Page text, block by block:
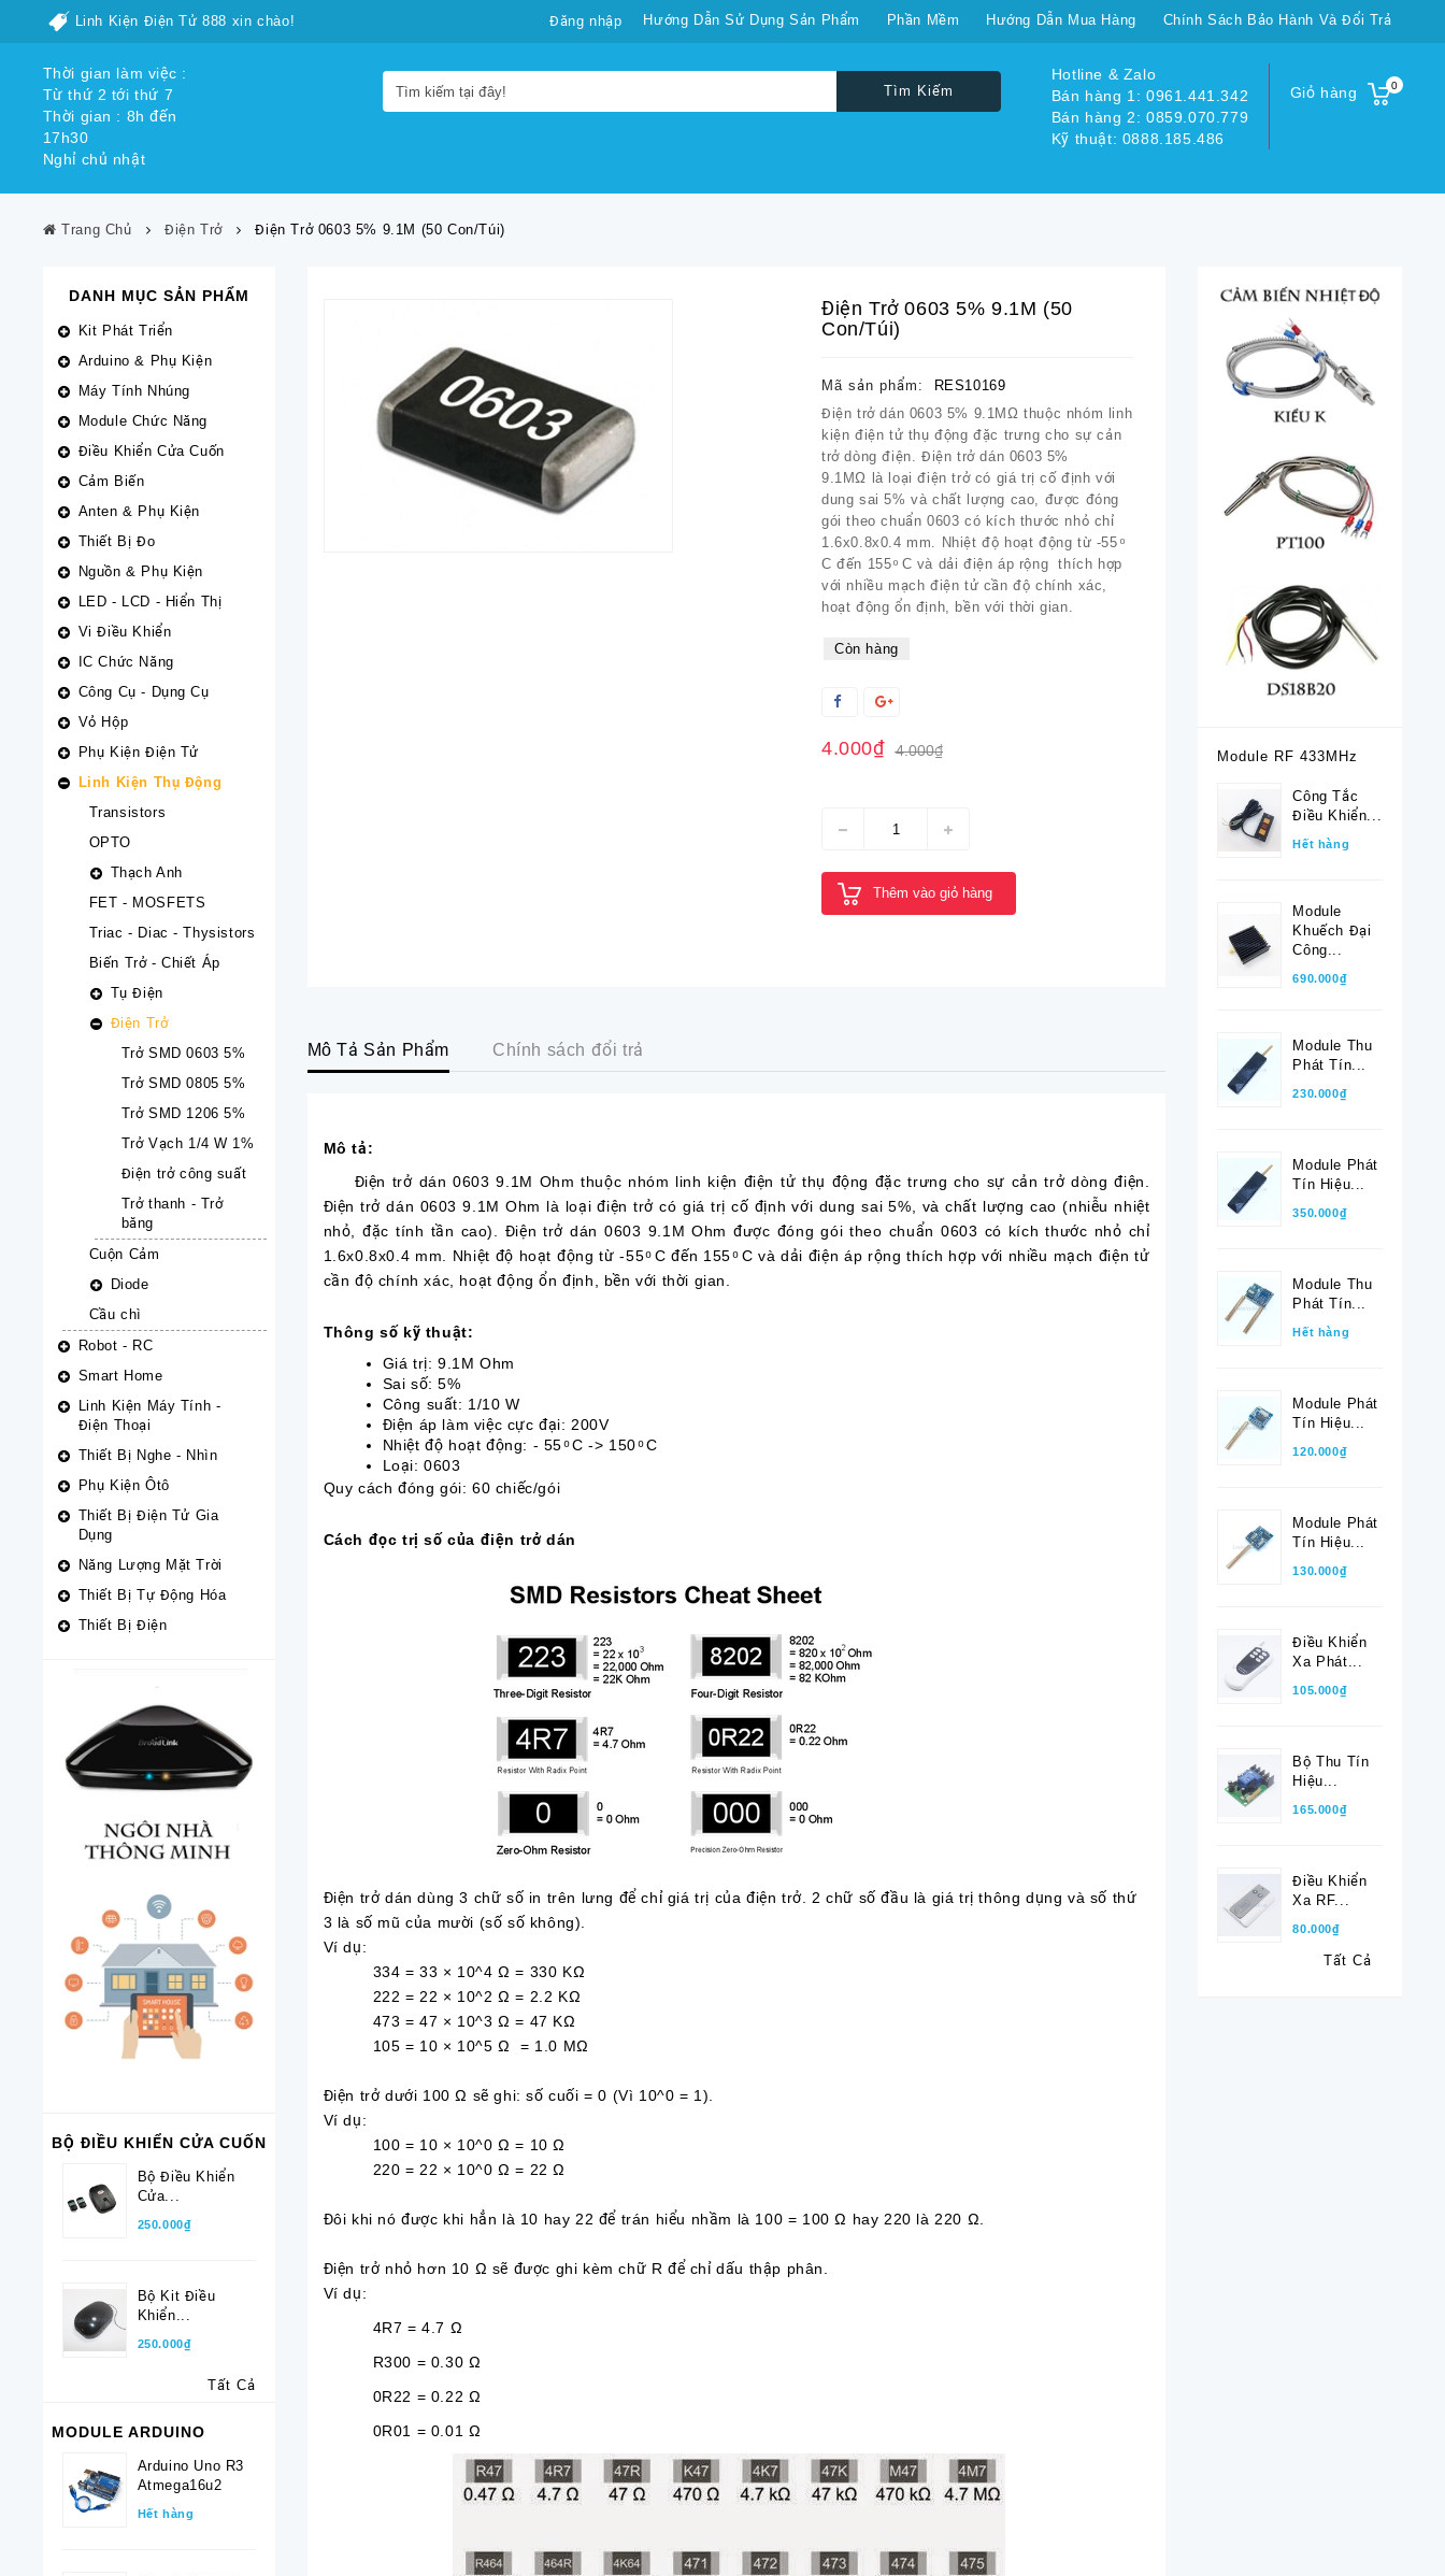
Linh Kiện Điện Tử 888 xin chào! Hướng Dẫn Sử Dụng Sản Phẩm Phần Mềm Hướng Dẫn Mua Hàng Chính Sách Bảo Hành Và Đổi Trả
Đăng nhập
Thời gian làm việc :
Từ thứ 2 tới thứ 7
Thời gian : 8h đến
17h30
Nghỉ chủ nhật
Giỏ hàng 0
Hotline & Zalo
Bán hàng 1: 0961.441.342
Bán hàng 2: 0859.070.779
Kỹ thuật: 0888.185.486
Tìm Kiếm
Trang Chủ Điện Trở Điện Trở 0603 5% 9.1M (50 Con/túi)
DANH MỤC SẢN PHẨM
Kit Phát Triển
Arduino & Phụ Kiện
Máy Tính Nhúng
Module Chức Năng
Điều Khiển Cửa Cuốn
Cảm Biến
Anten & Phụ Kiện
Thiết Bị Đo
Nguồn & Phụ Kiện
LED - LCD - Hiển Thị
Vi Điều Khiển
IC Chức Năng
Công Cụ - Dụng Cụ
Vỏ Hộp
Phụ Kiện Điện Tử
Linh Kiện Thụ Động
Transistors
OPTO
Thạch Anh
FET - MOSFETS
Triac - Diac - Thysistors
Biến Trở - Chiết Áp
Tụ Điện
Điện Trở
Trở SMD 0603 5%
Trở SMD 0805 5%
Trở SMD 1206 5%
Trở Vạch 1/4 W 1%
Điện trở công suất
Trở thanh - Trở
băng
Cuộn Cảm
Diode
Cầu chì
Robot - RC
Smart Home
Linh Kiện Máy Tính -
Điện Thoại
Thiết Bị Nghe - Nhìn
Phụ Kiện Ôtô
Thiết Bị Điện Tử Gia
Dụng
Năng Lượng Mặt Trời
Thiết Bị Tự Động Hóa
Thiết Bị Điện
BỘ ĐIỀU KHIỂN CỬA CUỐN
Bộ Điều Khiển
Cửa...
250.000₫
Bộ Kit Điều
Khiển...
250.000₫
Tất Cả
MODULE ARDUINO
Arduino Uno R3
Atmega16u2
Hết hàng
Điện Trở 0603 5% 9.1M (50
Con/túi)
Mã sản phẩm:
RES10169
Điện trở dán 0603 5% 9.1MΩ thuộc nhóm linh
kiện điện tử thụ động đặc trưng cho sự cản
trở dòng điện. Điện trở dán 0603 5%
9.1MΩ là loại điện trở có giá trị cố định với
dung sai 5% và chất lượng cao, được đóng
gói theo chuẩn 0603 có kích thước nhỏ chỉ
1.6x0.8x0.4 mm. Nhiệt độ hoạt động từ -55 ͦ
C đến 155 ͦ C và dải điện áp rộng thích hợp
với nhiều mạch điện tử cần độ chính xác,
hoạt động ổn định, bền với thời gian.
Còn hàng
4.000₫ 4.000₫
Thêm vào giỏ hàng
Mô Tả Sản Phẩm Chính sách đổi trả
Mô tả:
Điện trở dán 0603 9.1M Ohm thuộc nhóm linh kiện điện tử thụ động đặc trưng cho sự cản trở dòng điện.
Điện trở dán 0603 9.1M Ohm là loại điện trở có giá trị cố định với dung sai 5%, và chất lượng cao (nhiễu nhiệt
nhỏ, đặc tính tần cao). Điện trở dán 0603 9.1M Ohm được đóng gói theo chuẩn 0603 có kích thước nhỏ chỉ
1.6x0.8x0.4 mm. Nhiệt độ hoạt động từ -55 ͦ C đến 155 ͦ C và dải điện áp rộng thích hợp với nhiều mạch điện tử
cần độ chính xác, hoạt động ổn định, bền với thời gian.
Thông số kỹ thuật:
Giá trị: 9.1M Ohm
Sai số: 5%
Công suất: 1/10 W
Điện áp làm việc cực đại: 200V
Nhiệt độ hoạt động: - 55 ͦ C -> 150 ͦ C
Loại: 0603
Quy cách đóng gói: 60 chiếc/gói
Cách đọc trị số của điện trở dán
Điện trở dán dùng 3 chữ số in trên lưng để chỉ giá trị của điện trở. 2 chữ số đầu là giá trị thông dụng và số thứ
3 là số mũ của mười (số số không).
Ví dụ:
334 = 33 × 10^4 Ω = 330 KΩ
222 = 22 × 10^2 Ω = 2.2 KΩ
473 = 47 × 10^3 Ω = 47 KΩ
105 = 10 × 10^5 Ω = 1.0 MΩ
Điện trở dưới 100 Ω sẽ ghi: số cuối = 0 (Vì 10^0 = 1).
Ví dụ:
100 = 10 × 10^0 Ω = 10 Ω
220 = 22 × 10^0 Ω = 22 Ω
Đôi khi nó được khi hẳn là 10 hay 22 để trán hiểu nhầm là 100 = 100 Ω hay 220 là 220 Ω.
Điện trở nhỏ hơn 10 Ω sẽ được ghi kèm chữ R để chỉ dấu thập phân.
Ví dụ:
4R7 = 4.7 Ω
R300 = 0.30 Ω
0R22 = 0.22 Ω
0R01 = 0.01 Ω
Module RF 433MHz
Công Tắc
Điều Khiển...
Hết hàng
Module
Khuếch Đại
Công...
690.000₫
Module Thu
Phát Tín...
230.000₫
Module Phát
Tín Hiệu...
350.000₫
Module Thu
Phát Tín...
Hết hàng
Module Phát
Tín Hiệu...
120.000₫
Module Phát
Tín Hiệu...
130.000₫
Điều Khiển
Xa Phát...
105.000₫
Bộ Thu Tín
Hiệu...
165.000₫
Điều Khiển
Xa RF...
80.000₫
Tất Cả